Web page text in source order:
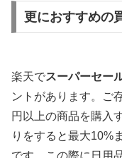
円以上の商品を購入
りをすると最大10%
です。この際に日用
ントを多く獲得でき